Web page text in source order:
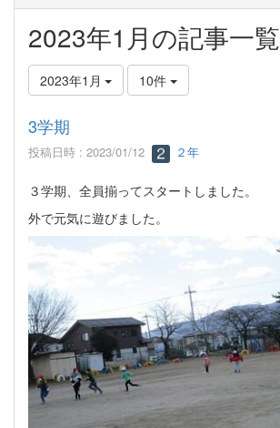
2023年1月の記事一覧
2023年1月 10件
3学期
投稿日時 : 2023/01/12 ２年
３学期、全員揃ってスタートしました。
外で元気に遊びました。